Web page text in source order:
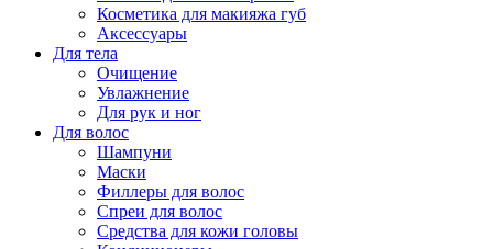
Косметика для макияжа губ
Аксессуары
Для тела
Очищение
Увлажнение
Для рук и ног
Для волос
Шампуни
Маски
Филлеры для волос
Спреи для волос
Средства для кожи головы